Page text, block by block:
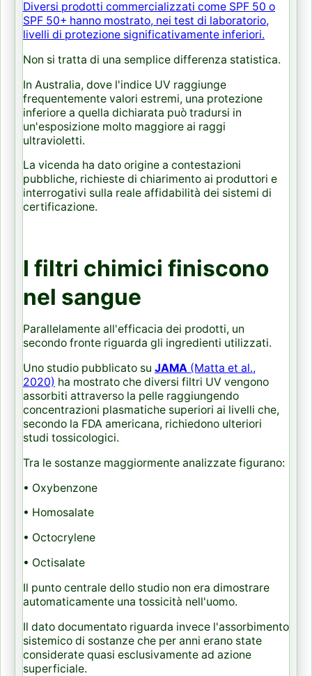
Diversi prodotti commercializzati come SPF 50 o
SPF 50+ hanno mostrato, nei test di laboratorio,
livelli di protezione significativamente inferiori.
Non si tratta di una semplice differenza statistica.
In Australia, dove l'indice UV raggiunge
frequentemente valori estremi, una protezione
inferiore a quella dichiarata può tradursi in
un'esposizione molto maggiore ai raggi
ultravioletti.
La vicenda ha dato origine a contestazioni
pubbliche, richieste di chiarimento ai produttori e
interrogativi sulla reale affidabilità dei sistemi di
certificazione.
I filtri chimici finiscono
nel sangue
Parallelamente all'efficacia dei prodotti, un
secondo fronte riguarda gli ingredienti utilizzati.
Uno studio pubblicato su JAMA (Matta et al.,
2020) ha mostrato che diversi filtri UV vengono
assorbiti attraverso la pelle raggiungendo
concentrazioni plasmatiche superiori ai livelli che,
secondo la FDA americana, richiedono ulteriori
studi tossicologici.
Tra le sostanze maggiormente analizzate figurano:
• Oxybenzone
• Homosalate
• Octocrylene
• Octisalate
Il punto centrale dello studio non era dimostrare
automaticamente una tossicità nell'uomo.
Il dato documentato riguarda invece l'assorbimento
sistemico di sostanze che per anni erano state
considerate quasi esclusivamente ad azione
superficiale.